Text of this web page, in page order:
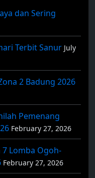
dan Sering
Terbit Sanur July
2 Badung 2026
Pemenang
February 27, 2026
Lomba Ogoh-
February 27, 2026